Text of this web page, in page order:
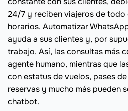
24/7 y reciben viajeros de todo
horarios. Automatizar
ayuda a sus clientes y, por
trabajo. Así, las consultas más
agente humano, mientras que
con estatus de vuelos, pases
reservas y mucho más pueden
chatbot.